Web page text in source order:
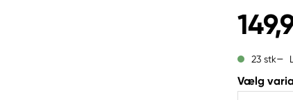
23 stk
Vælg